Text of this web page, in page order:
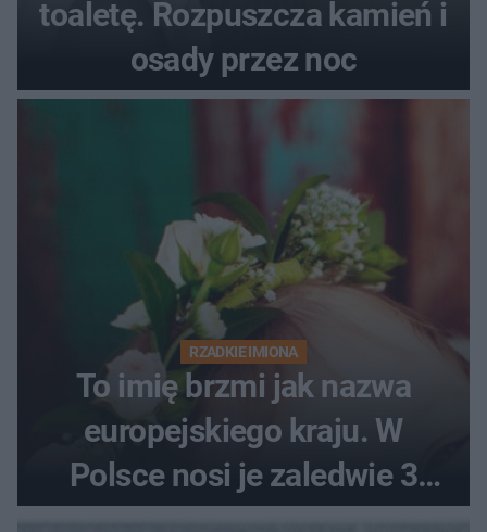
toaletę. Rozpuszcza kamień i
osady przez noc
RZADKIE IMIONA
To imię brzmi jak nazwa
europejskiego kraju. W
Polsce nosi je zaledwie 3